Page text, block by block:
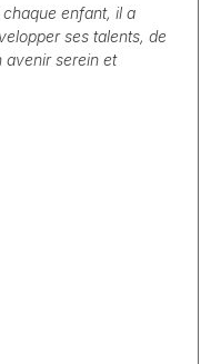
enfant, il a
ses talents, de
avenir serein et